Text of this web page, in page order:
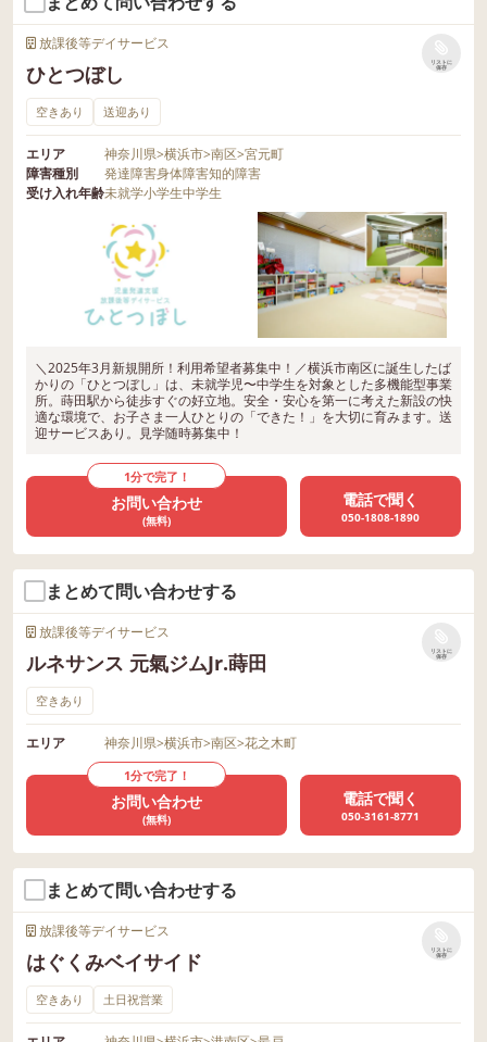
放課後等デイサービス
ひとつぼし
リストに
保存
空きあり 送迎あり
エリア 神奈川県>横浜市>南区>宮元町
障害種別
発達障害身体障害知的障害
受け入れ年齢未就学小学生中学生
＼2025年3月新規開所！利用希望者募集中！／横浜市南区に誕生したば
かりの「ひとつぼし」は、未就学児〜中学生を対象とした多機能型事業
所。蒔田駅から徒歩すぐの好立地。安全・安心を第一に考えた新設の快
適な環境で、お子さま一人ひとりの「できた！」を大切に育みます。送
迎サービスあり。見学随時募集中！
1分で完了！
お問い合わせ
(無料)
電話で聞く
050-1808-1890
まとめて問い合わせする
放課後等デイサービス
ルネサンス 元氣ジムJr.蒔田
リストに
保存
空きあり
エリア 神奈川県>横浜市>南区>花之木町
1分で完了！
お問い合わせ
(無料)
電話で聞く
050-3161-8771
まとめて問い合わせする
放課後等デイサービス
はぐくみベイサイド
リストに
保存
空きあり 土日祝営業